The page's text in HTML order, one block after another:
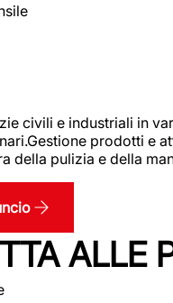
civili e industriali in
prodotti e
della pulizia e della
ALLE